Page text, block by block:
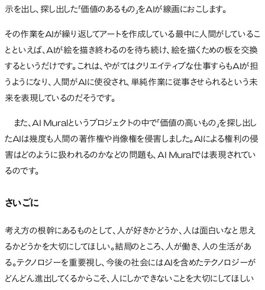
示を出し、探し出した「価値のあるもの」をAIが線画におこします。
その作業をAIが繰り返してアートを作成している最中に人間がしているこ
とといえば、AIが絵を描き終わるのを待ち続け、絵を描くための板を交換
するというだけです。これは、やがてはクリエイティブな仕事すらもAIが担
うようになり、人間がAIに使役され、単純作業に従事させられるという未
来を表現しているのだそうです。
また、AI Muralというプロジェクトの中で「価値の高いもの」を探し出し
たAIは幾度も人間の著作権や肖像権を侵害しました。AIによる権利の侵
害はどのように扱われるのかなどの問題も、AI Muralでは表現されてい
るのです。
さいごに
考え方の根幹にあるものとして、人が好きかどうか、人は面白いなと思え
るかどうかを大切にしてほしい。結局のところ、人が働き、人の生活があ
る。テクノロジーを重要視し、今後の社会にはAIを含めたテクノロジーが
どんどん進出してくるからこそ、人にしかできないことを大切にしてほしい